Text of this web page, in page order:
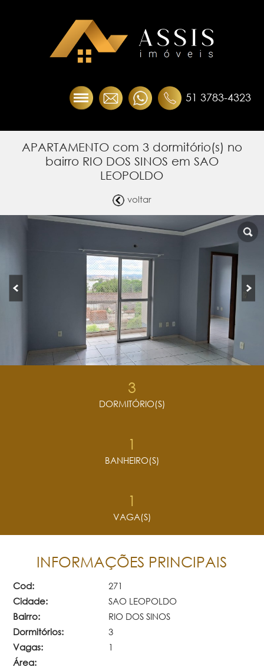
51 3783-4323
APARTAMENTO com 3 dormitório(s) no
bairro RIO DOS SINOS em SAO
LEOPOLDO
voltar
3
DORMITÓRIO(S)
1
BANHEIRO(S)
1
VAGA(S)
INFORMAÇÕES PRINCIPAIS
Cod:
271
Cidade:
SAO LEOPOLDO
Bairro:
RIO DOS SINOS
Dormitórios:
3
Vagas:
1
Área: